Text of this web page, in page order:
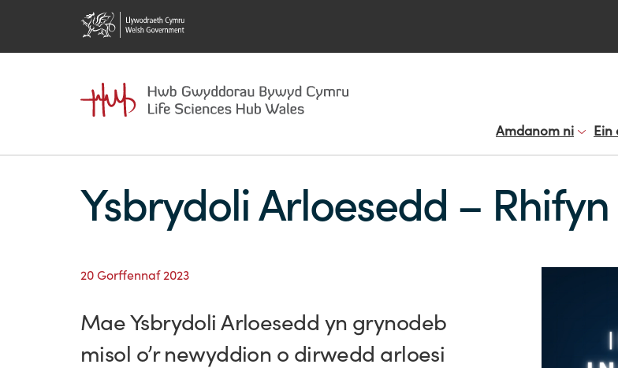
Amdanom ni Ein
Ysbrydoli Arloesedd –
20 Gorffennaf 2023
Mae Ysbrydoli Arloesedd yn grynodeb
misol o’r newyddion o dirwedd arloesi